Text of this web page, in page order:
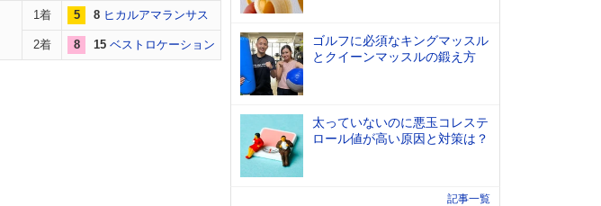
1着 5 8 ヒカルアマランサス
2着 8 15 ベストロケーション
ゴルフに必須なキングマッスル
とクイーンマッスルの鍛え方
太っていないのに悪玉コレステ
ロール値が高い原因と対策は？
記事一覧